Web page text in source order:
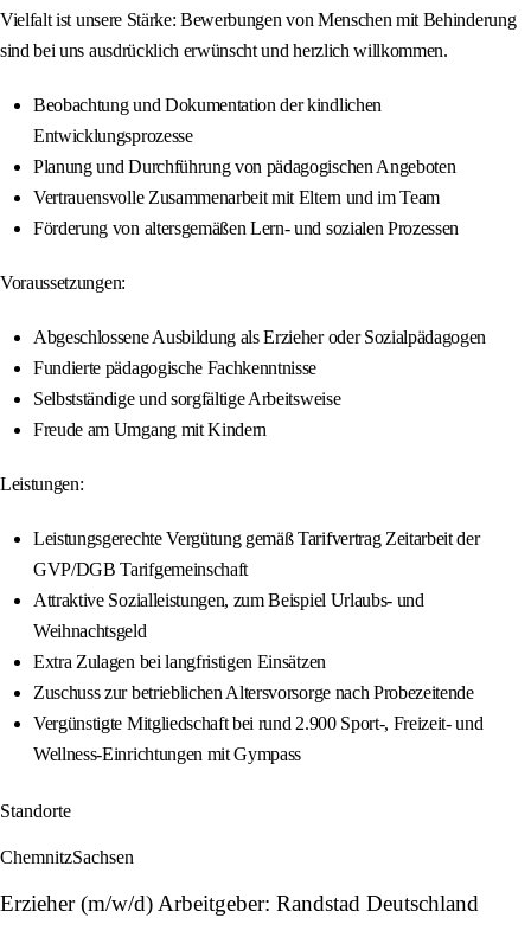
Vielfalt ist unsere Stärke: Bewerbungen von Menschen mit Behinderung
sind bei uns ausdrücklich erwünscht und herzlich willkommen.
Beobachtung und Dokumentation der kindlichen
Entwicklungsprozesse
Planung und Durchführung von pädagogischen Angeboten
Vertrauensvolle Zusammenarbeit mit Eltern und im Team
Förderung von altersgemäßen Lern- und sozialen Prozessen
Voraussetzungen:
Abgeschlossene Ausbildung als Erzieher oder Sozialpädagogen
Fundierte pädagogische Fachkenntnisse
Selbstständige und sorgfältige Arbeitsweise
Freude am Umgang mit Kindern
Leistungen:
Leistungsgerechte Vergütung gemäß Tarifvertrag Zeitarbeit der
GVP/DGB Tarifgemeinschaft
Attraktive Sozialleistungen, zum Beispiel Urlaubs- und
Weihnachtsgeld
Extra Zulagen bei langfristigen Einsätzen
Zuschuss zur betrieblichen Altersvorsorge nach Probezeitende
Vergünstigte Mitgliedschaft bei rund 2.900 Sport-, Freizeit- und
Wellness-Einrichtungen mit Gympass
Standorte
ChemnitzSachsen
Erzieher (m/w/d) Arbeitgeber: Randstad Deutschland